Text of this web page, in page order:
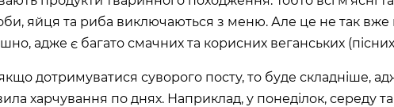
02000
БОРЩАГІВКА»)
яйця та риба виключаються з меню. Але це не так вже
адже є багато смачних та корисних веганських
дотримуватися суворого посту, то буде складніше,
харчування по днях. Наприклад, у понеділок, середу